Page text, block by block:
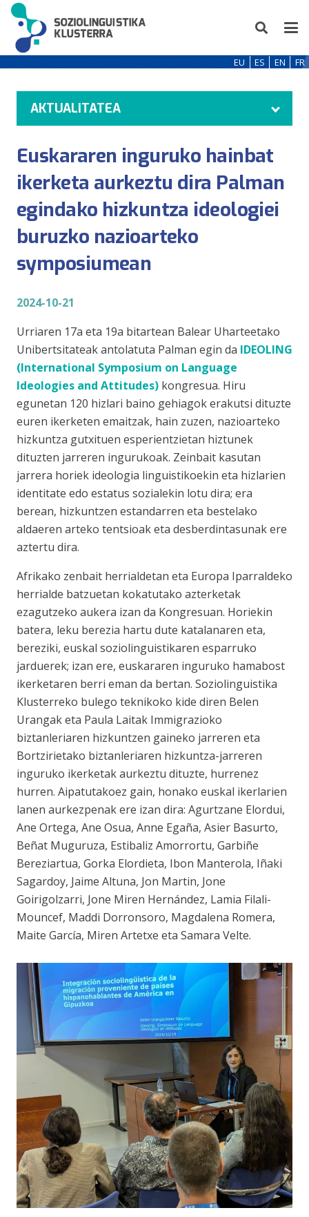
EU ES EN FR
AKTUALITATEA
Euskararen inguruko hainbat
ikerketa aurkeztu dira Palman
egindako hizkuntza ideologiei
buruzko nazioarteko
symposiumean
2024-10-21
Urriaren 17a eta 19a bitartean Balear Uharteetako
Unibertsitateak antolatuta Palman egin da IDEOLING
(International Symposium on Language
Ideologies and Attitudes) kongresua. Hiru
egunetan 120 hizlari baino gehiagok erakutsi dituzte
euren ikerketen emaitzak, hain zuzen, nazioarteko
hizkuntza gutxituen esperientzietan hiztunek
dituzten jarreren ingurukoak. Zeinbait kasutan
jarrera horiek ideologia linguistikoekin eta hizlarien
identitate edo estatus sozialekin lotu dira; era
berean, hizkuntzen estandarren eta bestelako
aldaeren arteko tentsioak eta desberdintasunak ere
aztertu dira.
Afrikako zenbait herrialdetan eta Europa Iparraldeko
herrialde batzuetan kokatutako azterketak
ezagutzeko aukera izan da Kongresuan. Horiekin
batera, leku berezia hartu dute katalanaren eta,
bereziki, euskal soziolinguistikaren esparruko
jarduerek; izan ere, euskararen inguruko hamabost
ikerketaren berri eman da bertan. Soziolinguistika
Klusterreko bulego teknikoko kide diren Belen
Urangak eta Paula Laitak Immigrazioko
biztanleriaren hizkuntzen gaineko jarreren eta
Bortzirietako biztanleriaren hizkuntza-jarreren
inguruko ikerketak aurkeztu dituzte, hurrenez
hurren. Aipatutakoez gain, honako euskal ikerlarien
lanen aurkezpenak ere izan dira: Agurtzane Elordui,
Ane Ortega, Ane Osua, Anne Egaña, Asier Basurto,
Beñat Muguruza, Estibaliz Amorrortu, Garbiñe
Bereziartua, Gorka Elordieta, Ibon Manterola, Iñaki
Sagardoy, Jaime Altuna, Jon Martin, Jone
Goirigolzarri, Jone Miren Hernández, Lamia Filali-
Mouncef, Maddi Dorronsoro, Magdalena Romera,
Maite García, Miren Artetxe eta Samara Velte.